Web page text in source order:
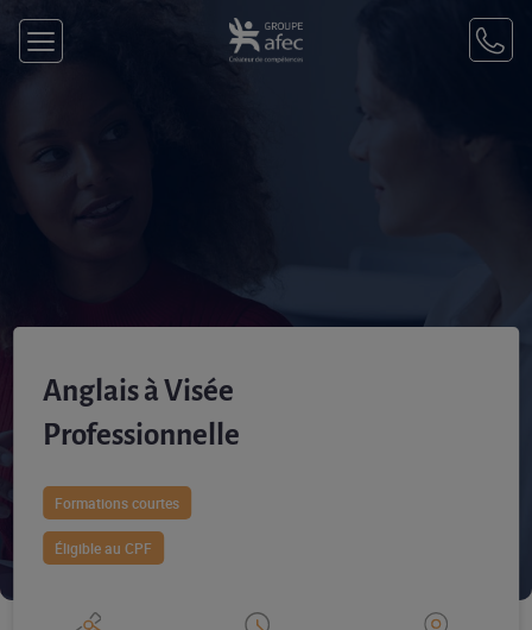
Anglais à Visée
Professionnelle
Formations courtes
Éligible au CPF